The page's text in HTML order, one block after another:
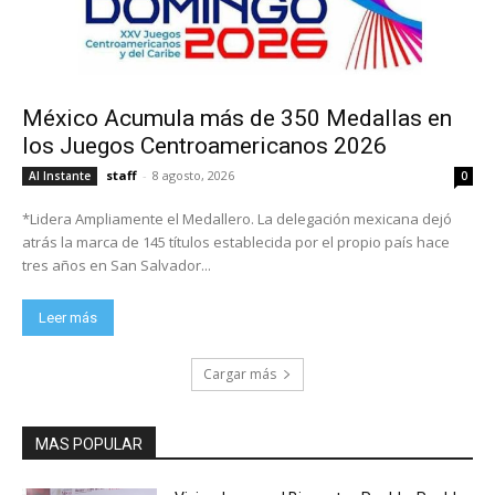
México Acumula más de 350 Medallas en
los Juegos Centroamericanos 2026
Al Instante staff - 8 agosto, 2026 0
*Lidera Ampliamente el Medallero. La delegación mexicana dejó
atrás la marca de 145 títulos establecida por el propio país hace
tres años en San Salvador...
Leer más
Cargar más
MAS POPULAR